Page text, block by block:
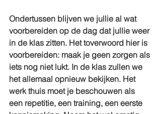
Ondertussen blijven we jullie al wat
voorbereiden op de dag dat jullie weer
in de klas zitten. Het toverwoord hier is
voorbereiden: maak je geen zorgen als
iets nog niet lukt. In de klas zullen we
het allemaal opnieuw bekijken. Het
werk thuis moet je beschouwen als
een repetitie, een training, een eerste